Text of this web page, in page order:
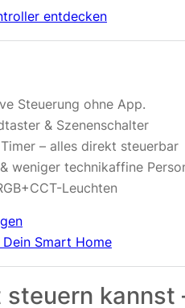
entdecken
Steuerung ohne App.
& Szenenschalter
– alles direkt steuerbar
weniger technikaffine
Leuchten
Smart Home
kannst